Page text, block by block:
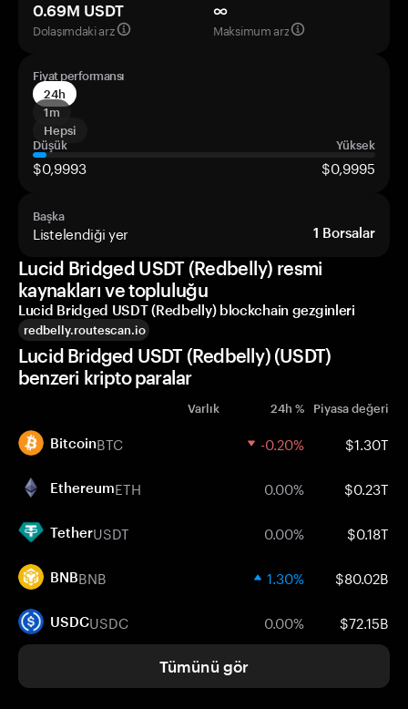
0.69M USDT
Dolaşımdaki arz
∞
Maksimum arz
Fiyat performansı
24h
1m
Hepsi
Düşük
Yüksek
$0,9993 $0,9995
Başka
Listelendiği yer 1 Borsalar
Lucid Bridged USDT (Redbelly) resmi
kaynakları ve topluluğu
Lucid Bridged USDT (Redbelly) blockchain gezginleri
redbelly.routescan.io
Lucid Bridged USDT (Redbelly) (USDT)
benzeri kripto paralar
Varlık 24h % Piyasa değeri
BitcoinBTC -0.20% $1.30T
EthereumETH 0.00% $0.23T
TetherUSDT 0.00% $0.18T
BNBBNB 1.30% $80.02B
USDCUSDC 0.00% $72.15B
Tümünü gör